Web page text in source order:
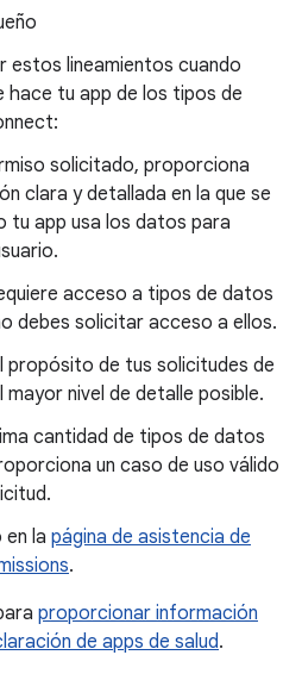
estos lineamientos cuando
hace tu app de los tipos de
solicitado, proporciona
clara y detallada en la que se
tu app usa los datos para
acceso a tipos de datos
debes solicitar acceso a ellos.
propósito de tus solicitudes de
nivel de detalle posible.
cantidad de tipos de datos
un caso de uso válido
en la página de asistencia de
.
proporcionar información
de apps de salud.